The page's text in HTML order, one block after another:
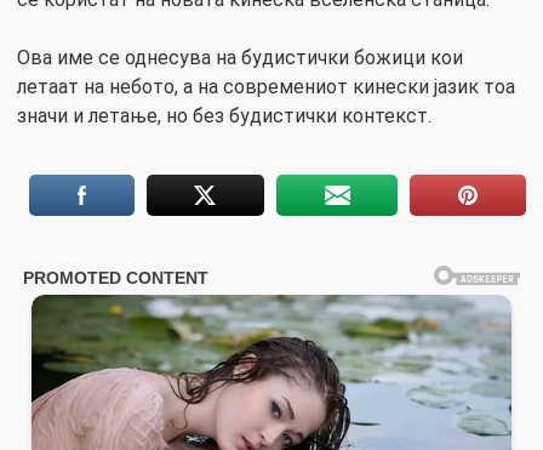
Ова име се однесува на будистички божици кои
летаат на небото, а на современиот кинески јазик тоа
значи и летање, но без будистички контекст.